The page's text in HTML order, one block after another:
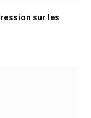
sur les